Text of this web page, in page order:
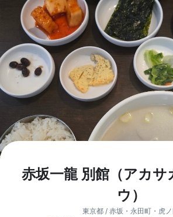
赤坂一龍 別館（アカサ
ウ）
東京都 / 赤坂・永田町・虎